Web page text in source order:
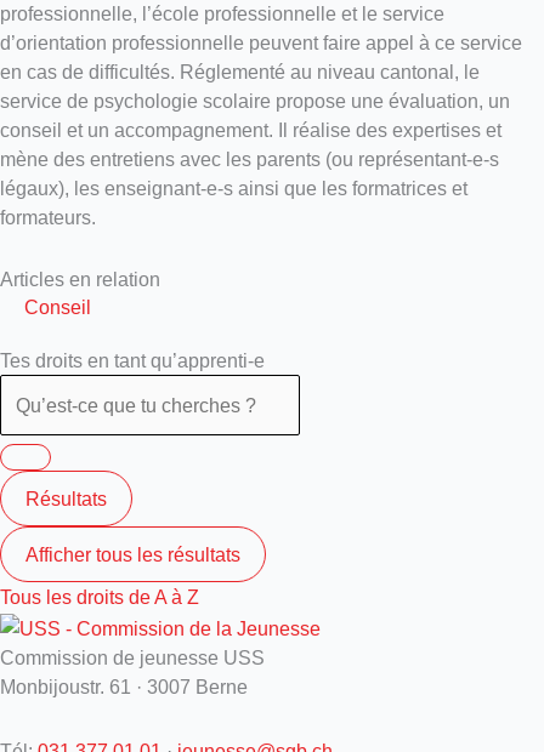
professionnelle, l’école professionnelle et le service
d’orientation professionnelle peuvent faire appel à ce service
en cas de difficultés. Réglementé au niveau cantonal, le
service de psychologie scolaire propose une évaluation, un
conseil et un accompagnement. Il réalise des expertises et
mène des entretiens avec les parents (ou représentant-e-s
légaux), les enseignant-e-s ainsi que les formatrices et
formateurs.
Articles en relation
Conseil
Tes droits en tant qu’apprenti-e
Résultats
Afficher tous les résultats
Tous les droits de A à Z
Commission de jeunesse USS
Monbijoustr. 61 · 3007 Berne